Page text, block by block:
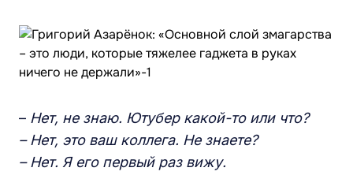
– Нет, не знаю. Ютубер какой-то или что?
– Нет, это ваш коллега. Не знаете?
– Нет. Я его первый раз вижу.